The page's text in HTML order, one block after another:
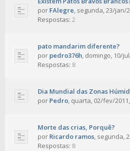
por FAlegre, segunda, 23/jan/
Respostas: 2
pato mandarim diferente?
por pedro376h, domingo, 10/
Respostas: 8
Dia Mundial das Zonas
por Pedro, quarta, 02/fev/2011,
Morte das crias, Porquê?
por Ricardo ramos, segunda,
Respostas: 8